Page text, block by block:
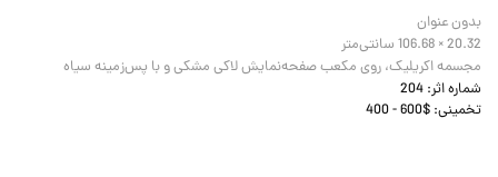
بدون عنوان
106.68 × 20.32 سانتی‌متر
مجسمه اکریلیک، روی مکعب صفحه‌نمایش لاکی مشکی و با پس‌زمینه سیاه
شماره اثر: 204
تخمینی: 400 - 600$